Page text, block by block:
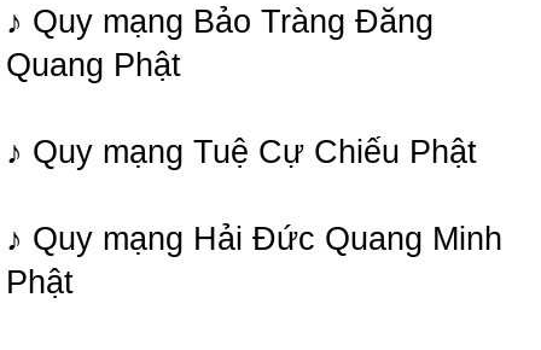
♪ Quy mạng Bảo Tràng Đăng
Quang Phật
♪ Quy mạng Tuệ Cự Chiếu Phật
♪ Quy mạng Hải Đức Quang Minh
Phật